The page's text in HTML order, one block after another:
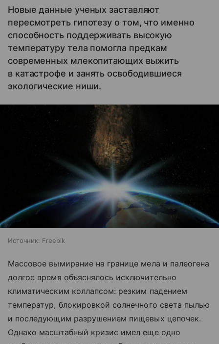
Новые данные ученых заставляют
пересмотреть гипотезу о том, что именно
способность поддерживать высокую
температуру тела помогла предкам
современных млекопитающих выжить
в катастрофе и занять освободившиеся
экологические ниши.
Источник: Freepik
Массовое вымирание на границе мела и палеогена
долгое время объяснялось исключительно
климатическим коллапсом: резким падением
температур, блокировкой солнечного света пылью
и последующим разрушением пищевых цепочек.
Однако масштабный кризис имел еще одно